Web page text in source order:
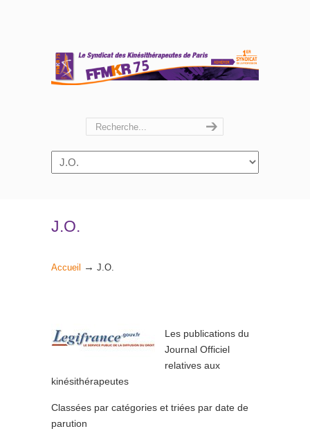
Navigation
J.O.
Accueil → J.O.
Les publications du
Journal Officiel
relatives aux
kinésithérapeutes
Classées par catégories et triées par date de
parution